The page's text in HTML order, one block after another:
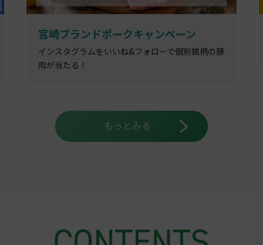
宮崎ブランドポークキャンペーン
インスタグラムをいいね&フォローで個別銘柄の豚
肉が当たる！
もっとみる